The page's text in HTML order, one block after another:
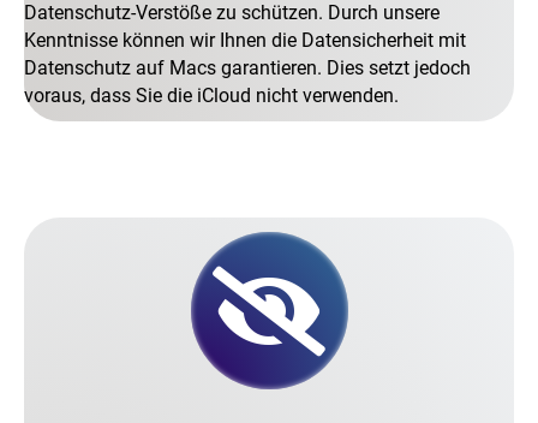
Datenschutz-Verstöße zu schützen. Durch unsere
Kenntnisse können wir Ihnen die Datensicherheit mit
Datenschutz auf Macs garantieren. Dies setzt jedoch
voraus, dass Sie die iCloud nicht verwenden.